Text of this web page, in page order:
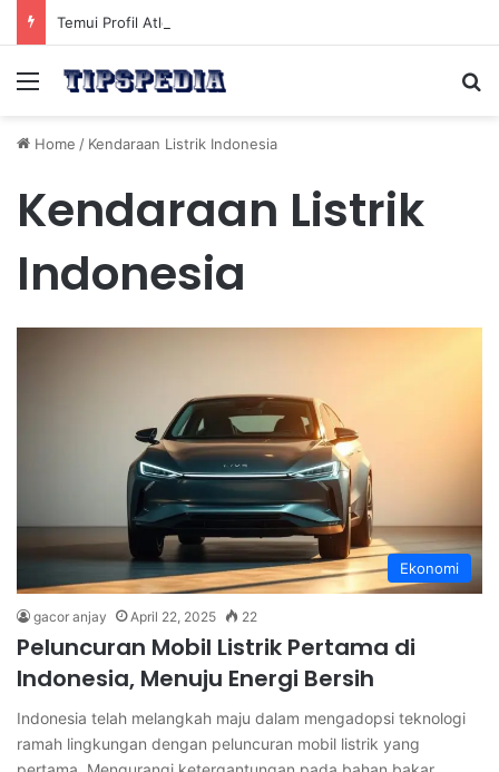
Menu
Home / Kendaraan Listrik Indonesia
Kendaraan Listrik
Indonesia
Ekonomi
gacor anjay April 22, 2025 22
Peluncuran Mobil Listrik Pertama di
Indonesia, Menuju Energi Bersih
Indonesia telah melangkah maju dalam mengadopsi teknologi
ramah lingkungan dengan peluncuran mobil listrik yang